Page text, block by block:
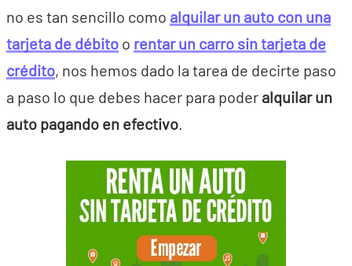
no es tan sencillo como alquilar un auto con una
tarjeta de débito o rentar un carro sin tarjeta de
crédito, nos hemos dado la tarea de decirte paso
a paso lo que debes hacer para poder alquilar un
auto pagando en efectivo.